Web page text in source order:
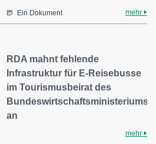
Ein Dokument mehr
RDA mahnt fehlende
Infrastruktur für E-Reisebusse
im Tourismusbeirat des
Bundeswirtschaftsministeriums
an
mehr